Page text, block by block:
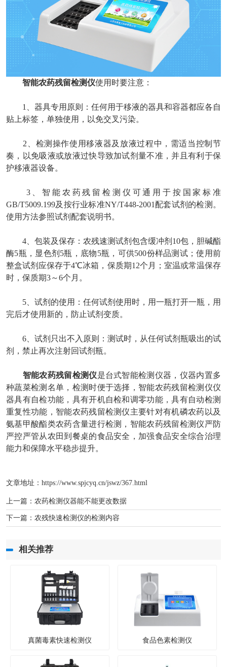
智能农药残留检测仪使用时要注意：
1、器具专用原则：任何用于移液的器具和容器都应各自
贴上标签，单独使用，以免交叉污染。
2、检测操作使用移液器及放液过程中，需适当控制节
奏，以免吸液或放液过快导致加试剂量不准，并且有利于保
护移液器设备。
3、智能农药残留检测仪可通用于按国家标准
GB/T5009.199及按行业标准NY/T448-2001配套试剂的检测。
使用方法参照试剂配套说明书。
4、包装及保存：农残速测试剂包含缓冲剂10包，胆碱酯
酶5瓶，显色剂5瓶，底物5瓶，可供500份样品测试；使用前
整盒试剂应保存于4℃冰箱，保质期12个月；室温或常温保存
时，保质期3～6个月。
5、试剂的使用：任何试剂使用时，用一瓶打开一瓶，用
完后才使用新的，防止试剂变质。
6、试剂只出不入原则：测试时，从任何试剂瓶吸出的试
剂，禁止再次注射回试剂瓶。
智能农药残留检测仪是台式智能检测仪器，仪器内置多
种蔬菜检测名单，检测时便于选择，智能农药残留检测仪仪
器具有自检功能，具有开机自检和调零功能，具有自动检测
重复性功能，智能农药残留检测仪主要针对有机磷农药以及
氨基甲酸酯类农药含量进行检测，智能农药残留检测仪严防
严控严管从农田到餐桌的食品安全，加强食品安全综合治理
能力和保障水平稳步提升。
文章地址： https://www.spjcyq.cn/jswz/367.html
上一篇： 农药检测仪器能不能更改数据
下一篇： 农残快速检测仪的检测内容
相关推荐
真菌毒素快速检测仪 食品色素检测仪